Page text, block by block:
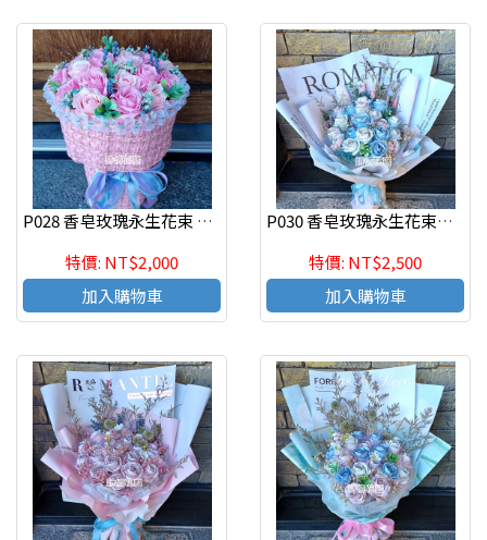
P028 香皂玫瑰永生花束 時尚流行 七夕情人節花束
特價: NT$2,000
加入購物車
P030 香皂玫瑰永生花束時尚流行 七夕情人節花束
特價: NT$2,500
加入購物車